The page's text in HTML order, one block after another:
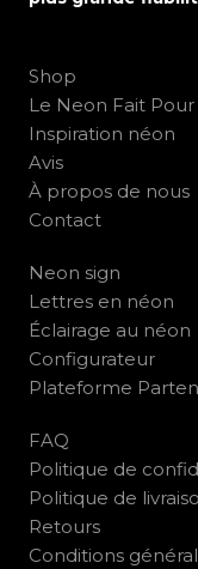
Shop
Le Neon Fait Pour
Inspiration néon
Avis
À propos de nous
Contact
Neon sign
Lettres en néon
Éclairage au néon
Configurateur
Plateforme
FAQ
Politique de
Politique de
Retours
Conditions